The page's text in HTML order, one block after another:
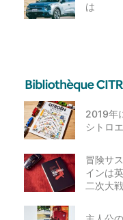
は
2019年
シトロエ
冒険サ
インは
二次大